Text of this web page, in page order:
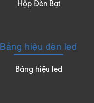
Hộp Đèn Bạt
Bảng hiệu đèn led
Bảng hiệu led